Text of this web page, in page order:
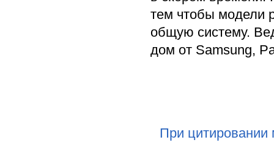
тем чтобы модели
общую систему.
дом от Samsung,
При цитировании